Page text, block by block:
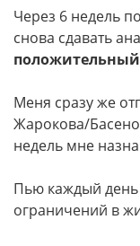
Через 6 недель
снова сдавать
положительный
Меня сразу же
Жарокова/
недель мне
Пью каждый день
ограничений в